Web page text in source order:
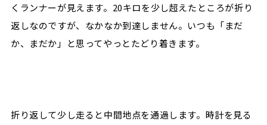
くランナーが見えます。20キロを少し超えたところが折り
返しなのですが、なかなか到達しません。いつも「まだ
か、まだか」と思ってやっとたどり着きます。
折り返して少し走ると中間地点を通過します。時計を見る